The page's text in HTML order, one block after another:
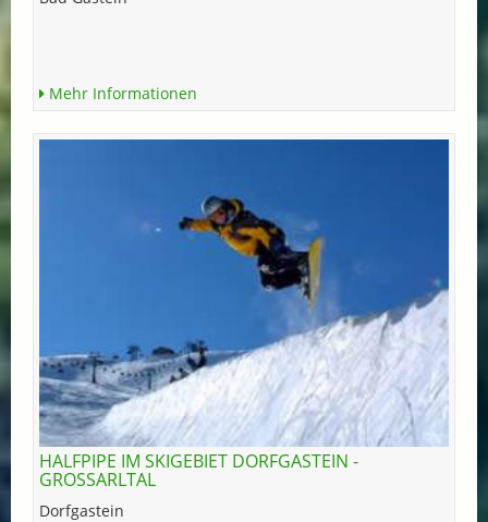
Mehr Informationen
HALFPIPE IM SKIGEBIET DORFGASTEIN -
GROSSARLTAL
Dorfgastein